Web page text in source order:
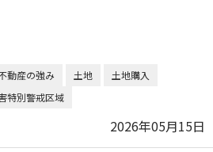
動産の強み 土地
土地購入
特別警戒区域
2026年05月15日